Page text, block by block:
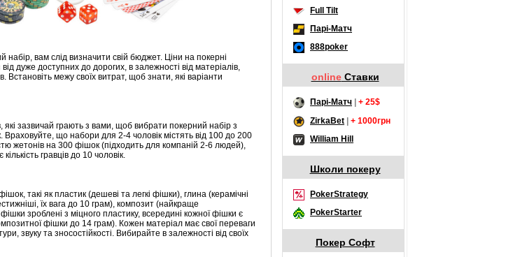
вам слід визначити свій бюджет. Ціни на покерні
дуже доступних до дорогих, в залежності від матеріалів,
Встановіть межу своїх витрат, щоб знати, які варіанти
які зазвичай грають з вами, щоб вибрати покерний набір з
Враховуйте, що набори для 2-4 чоловік містять від 100 до 200
жетонів на 300 фішок (підходить для компаній 2-6 людей),
гравців до 10 чоловік.
такі як пластик (дешеві та легкі фішки), глина (керамічні
їх вага до 10 грам), композит (найкраще
зроблені з міцного пластику, всередині кожної фішки є
фішки до 14 грам). Кожен матеріал має свої переваги
звуку та зносостійкості. Вибирайте в залежності від своїх
Full Tilt
Парі-Матч
888poker
onlineСтавки
Парі-Матч
+ 25$
ZirkaBet | + 1000грн
William Hill
Школи покеру
PokerStrategy
PokerStarter
Покер Софт